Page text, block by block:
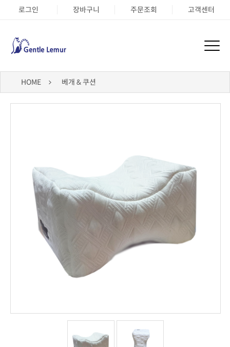
로그인 장바구니 주문조회 고객센터
HOME 베개 & 쿠션